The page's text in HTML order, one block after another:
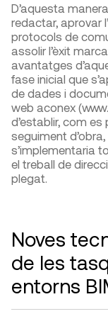
D’aquesta
redactar, aprovar
protocols de
assolir l’èxit
avantatges
fase inicial que
de dades i
web aconex
d’establir, com
seguiment
s’implementaria
el treball de
plegat.
Noves
de les
entorns